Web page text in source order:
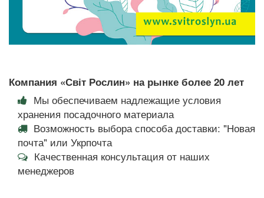
Компания «Світ Рослин» на рынке более 20 лет
Мы обеспечиваем надлежащие условия
хранения посадочного материала
Возможность выбора способа доставки: "Новая
почта" или Укрпочта
Качественная консультация от наших
менеджеров